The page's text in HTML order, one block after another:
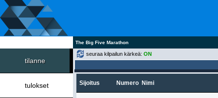
The Big Five Marathon
tilanne
tulokset
seuraa kilpailun kärkeä: ON
Sijoitus Numero Nimi